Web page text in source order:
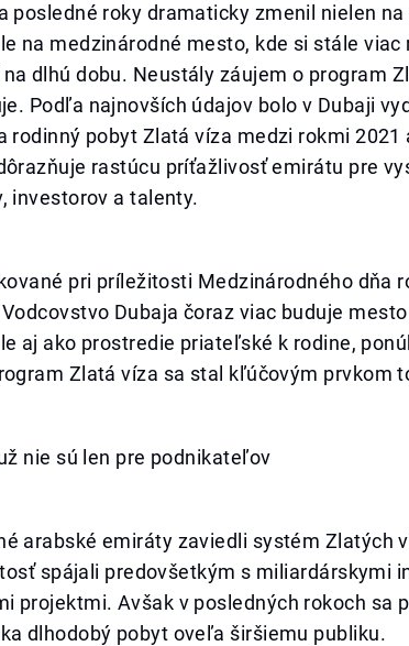
posledné roky dramaticky zmenil nielen
na medzinárodné mesto, kde si stále viac
dlhú dobu. Neustály záujem o program
Podľa najnovších údajov bolo v Dubaji
rodinný pobyt Zlatá víza medzi rokmi
rastúcu príťažlivosť emirátu pre
investorov a talenty.
pri príležitosti Medzinárodného dňa
Dubaja čoraz viac buduje
aj ako prostredie priateľské k rodine,
Zlatá víza sa stal kľúčovým prvkom
nie sú len pre podnikateľov
arabské emiráty zaviedli systém Zlatých
spájali predovšetkým s miliardárskymi
projektmi. Avšak v posledných rokoch sa
dlhodobý pobyt oveľa širšiemu publiku.